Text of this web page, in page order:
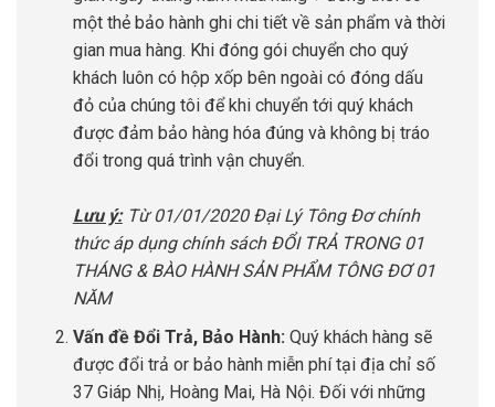
một thẻ bảo hành ghi chi tiết về sản phẩm và thời
gian mua hàng. Khi đóng gói chuyển cho quý
khách luôn có hộp xốp bên ngoài có đóng dấu
đỏ của chúng tôi để khi chuyển tới quý khách
được đảm bảo hàng hóa đúng và không bị tráo
đổi trong quá trình vận chuyển.
Lưu ý: Từ 01/01/2020 Đại Lý Tông Đơ chính
thức áp dụng chính sách ĐỔI TRẢ TRONG 01
THÁNG & BÀO HÀNH SẢN PHẨM TÔNG ĐƠ 01
NĂM
Vấn đề Đổi Trả, Bảo Hành: Quý khách hàng sẽ
được đổi trả or bảo hành miễn phí tại địa chỉ số
37 Giáp Nhị, Hoàng Mai, Hà Nội. Đối với những